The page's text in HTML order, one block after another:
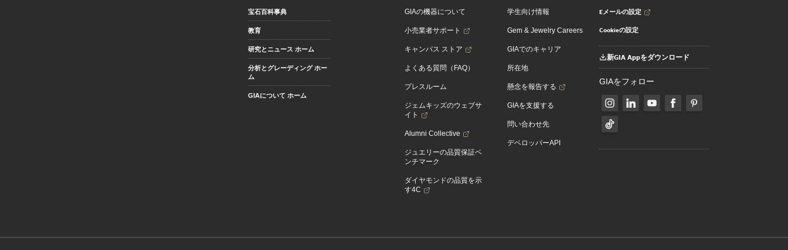
宝石百科事典
教育
研究とニュース ホーム
分析とグレーディング ホー
ム
GIAについて ホーム
GIAの機器について
小売業者サポート
キャンパス ストア
よくある質問（FAQ）
プレスルーム
ジェムキッズのウェブサ
イト
Alumni Collective
ジュエリーの品質保証ベ
ンチマーク
ダイヤモンドの品質を示
す4C
学生向け情報
Gem & Jewelry Careers
GIAでのキャリア
所在地
懸念を報告する
GIAを支援する
問い合わせ先
デベロッパーAPI
Eメールの設定
Cookieの設定
新GIA Appをダウンロード
GIAをフォロー